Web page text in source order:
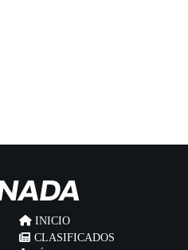
INICIO
CLASIFICADOS